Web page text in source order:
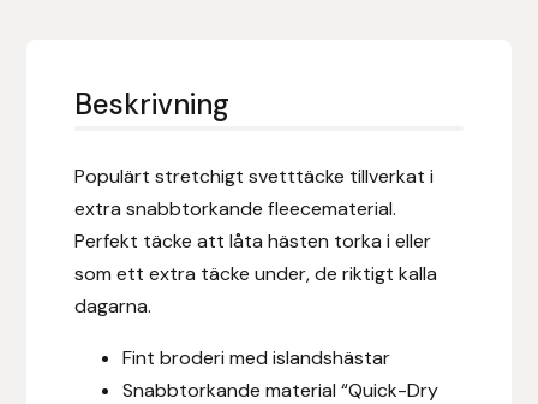
Beskrivning
Populärt stretchigt svetttäcke tillverkat i
extra snabbtorkande fleecematerial.
Perfekt täcke att låta hästen torka i eller
som ett extra täcke under, de riktigt kalla
dagarna.
Fint broderi med islandshästar
Snabbtorkande material “Quick-Dry
Equality Line
EQUES
EQUES | KINGSLAND